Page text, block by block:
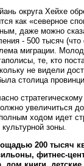
округа Хейхе
как «северное
даже можно
- 500 тысяч
миграции.
те, кто
не видели
столица
увеличиться
ходом идет
зоны.
200 тысяч
фитнес-
дом книги,